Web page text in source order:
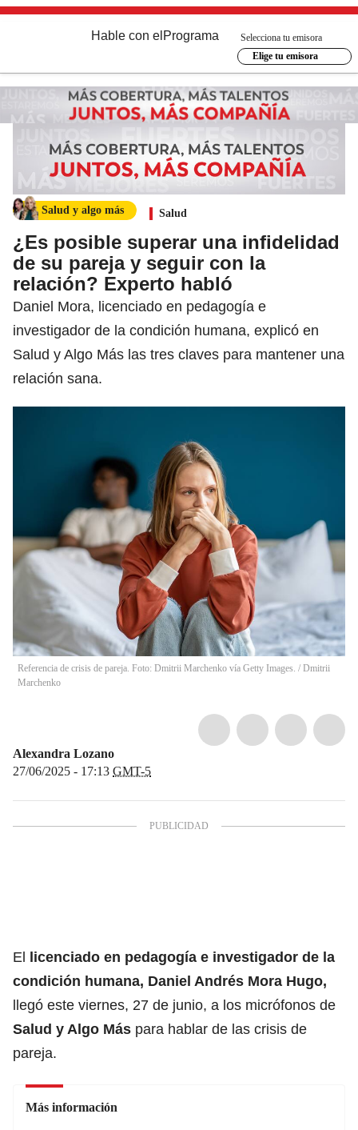
Hable con el Programa
Selecciona tu emisora
Elige tu emisora
Salud y algo más Salud
¿Es posible superar una infidelidad
de su pareja y seguir con la
relación? Experto habló
Daniel Mora, licenciado en pedagogía e
investigador de la condición humana, explicó en
Salud y Algo Más las tres claves para mantener una
relación sana.
Referencia de crisis de pareja. Foto: Dmitrii Marchenko vía Getty Images. / Dmitrii
Marchenko
Alexandra Lozano
27/06/2025 - 17:13 GMT-5
El licenciado en pedagogía e investigador de la
condición humana, Daniel Andrés Mora Hugo,
llegó este viernes, 27 de junio, a los micrófonos de
Salud y Algo Más para hablar de las crisis de
pareja.
Más información